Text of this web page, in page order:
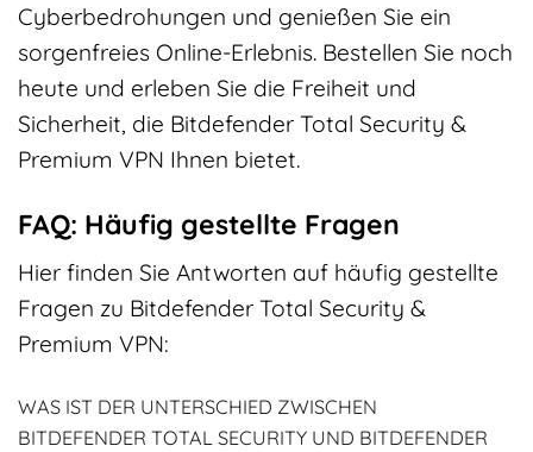
Cyberbedrohungen und genießen Sie ein
sorgenfreies Online-Erlebnis. Bestellen Sie noch
heute und erleben Sie die Freiheit und
Sicherheit, die Bitdefender Total Security &
Premium VPN Ihnen bietet.
FAQ: Häufig gestellte Fragen
Hier finden Sie Antworten auf häufig gestellte
Fragen zu Bitdefender Total Security &
Premium VPN:
WAS IST DER UNTERSCHIED ZWISCHEN
BITDEFENDER TOTAL SECURITY UND BITDEFENDER